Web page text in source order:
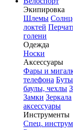
Экипировка
Шлемы
локтей
голени
Одежда
Носки
Аксессуары
Фары и
телефона
баулы, чехлы
Замки Зеркала
аксессуары
Инструменты
Спец.